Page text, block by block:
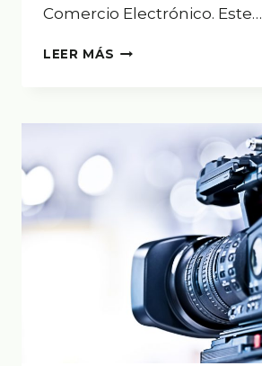
Comercio Electrónico. Este…
LEER MÁS ACABA